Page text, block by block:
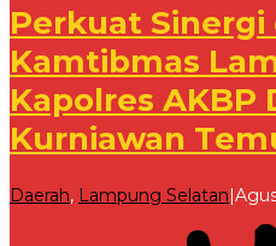
Perkuat Sinergi
Kamtibmas
Kapolres AKBP
Kurniawan
Daerah, Lampung Selatan|